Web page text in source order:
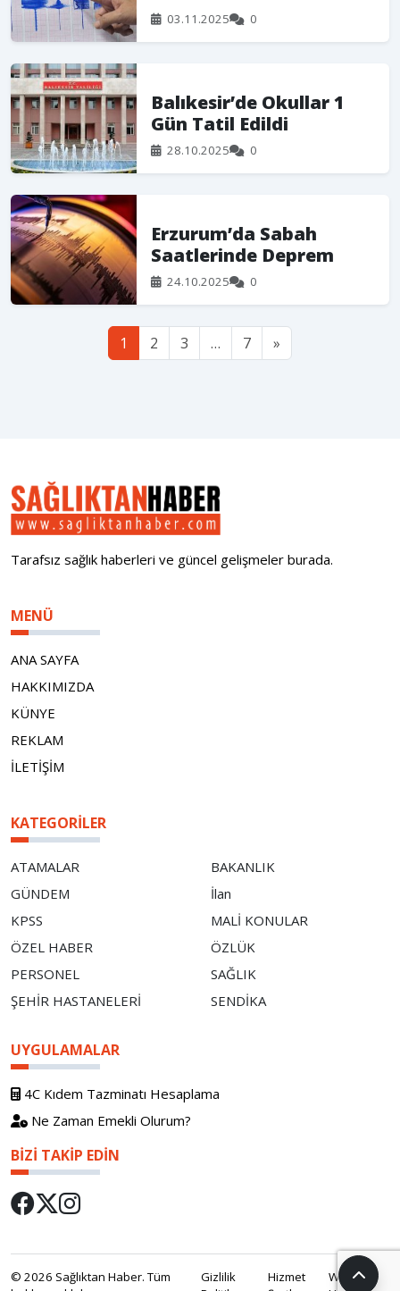
03.11.2025 0
Balıkesir’de Okullar 1
Gün Tatil Edildi
28.10.2025 0
Erzurum’da Sabah
Saatlerinde Deprem
24.10.2025 0
1 2 3 … 7 »
Tarafsız sağlık haberleri ve güncel gelişmeler burada.
MENÜ
ANA SAYFA
HAKKIMIZDA
KÜNYE
REKLAM
İLETİŞİM
KATEGORILER
ATAMALAR
BAKANLIK
GÜNDEM
İlan
KPSS
MALİ KONULAR
ÖZEL HABER
ÖZLÜK
PERSONEL
SAĞLIK
ŞEHİR HASTANELERİ
SENDİKA
UYGULAMALAR
4C Kıdem Tazminatı Hesaplama
Ne Zaman Emekli Olurum?
BIZI TAKIP EDIN
© 2026 Sağlıktan Haber. Tüm
Gizlilik
Hizmet
WebOS